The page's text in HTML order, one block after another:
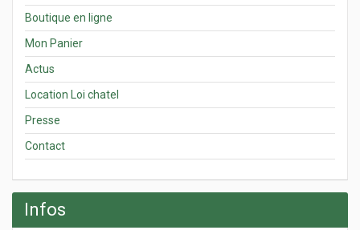
Boutique en ligne
Mon Panier
Actus
Location Loi chatel
Presse
Contact
Infos